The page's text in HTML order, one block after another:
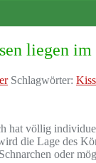
liegen im
Schlagwörter:
hat völlig
die Lage des
oder